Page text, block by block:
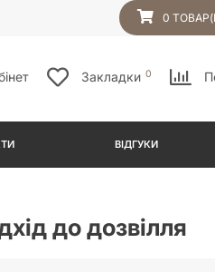
0
Закладки 0
ВІДГУКИ
до дозвілля